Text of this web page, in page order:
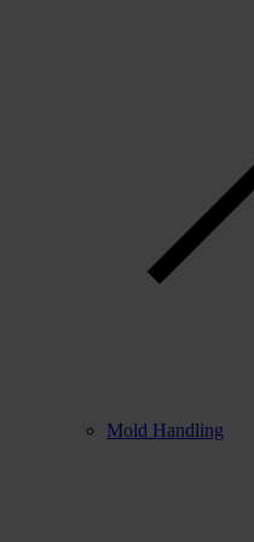
Mold Handling